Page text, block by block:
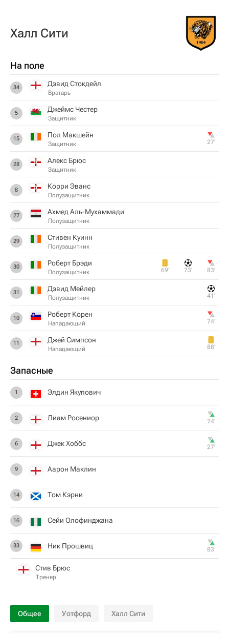
Халл Сити
На поле
34 Дэвид Стокдейл
Вратарь
5 Джеймс Честер
Защитник
15 Пол Макшейн
Защитник 27‎’‎
28 Алекс Брюс
Защитник
8 Корри Эванс
Полузащитник
27 Ахмед Аль-Мухаммади
Полузащитник
29 Стивен Куинн
Полузащитник
30 Роберт Брэди
Полузащитник 69‎’‎ 73‎’‎ 83‎’‎
31 Дэвид Мейлер
Полузащитник 41‎’‎
10 Роберт Корен
Нападающий 74‎’‎
11 Джей Симпсон
Нападающий 88‎’‎
Запасные
1 Элдин Якупович
2 Лиам Росениор 74‎’‎
6 Джек Хоббс 27‎’‎
9 Аарон Маклин
14 Том Кэрни
16 Сейи Олофинджана
33 Ник Прошвиц 83‎’‎
Стив Брюс
Тренер
Общее Уотфорд Халл Сити